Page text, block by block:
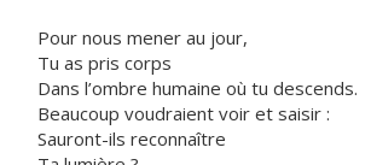
Pour nous mener au jour,
Tu as pris corps
Dans l’ombre humaine où tu descends.
Beaucoup voudraient voir et saisir :
Sauront-ils reconnaître